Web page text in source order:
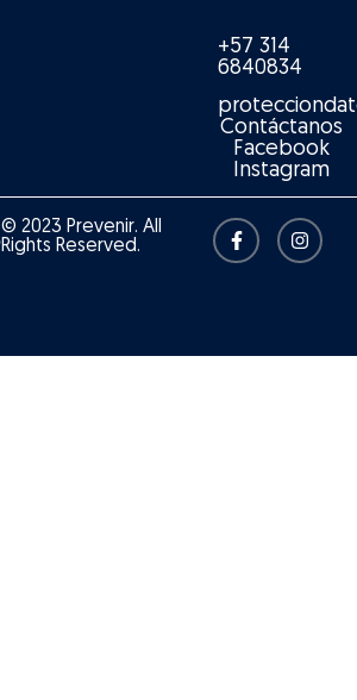
+57 314
6840834
Contáctanos
Facebook
Instagram
© 2023 Prevenir. All
Rights Reserved.